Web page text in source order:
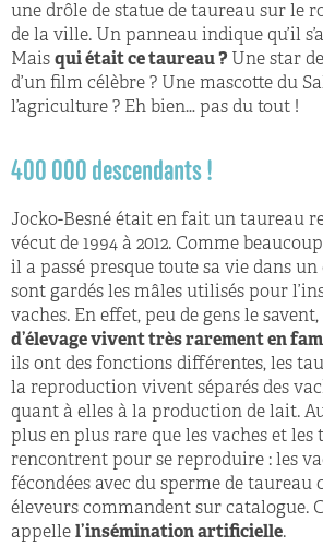
une drôle de statue de taureau sur le
de la ville. Un panneau indique qu’il
Mais qui était ce taureau ? Une star
d’un film célèbre ? Une mascotte du
l’agriculture ? Eh bien… pas du tout !
400 000 descendants !
Jocko-Besné était en fait un taureau
vécut de 1994 à 2012. Comme
il a passé presque toute sa vie dans
sont gardés les mâles utilisés pour
vaches. En effet, peu de gens le
d’élevage vivent très rarement en
ils ont des fonctions différentes, les
la reproduction vivent séparés des
quant à elles à la production de lait.
plus en plus rare que les vaches et les
rencontrent pour se reproduire : les
fécondées avec du sperme de taureau
éleveurs commandent sur catalogue.
appelle l’insémination artificielle.